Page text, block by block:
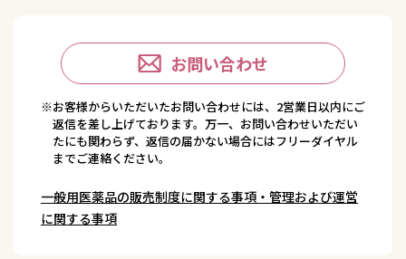
お問い合わせ
※お客様からいただいたお問い合わせには、2営業日以内にご
返信を差し上げております。万一、お問い合わせいただい
たにも関わらず、返信の届かない場合にはフリーダイヤル
までご連絡ください。
一般用医薬品の販売制度に関する事項・管理および運営
に関する事項